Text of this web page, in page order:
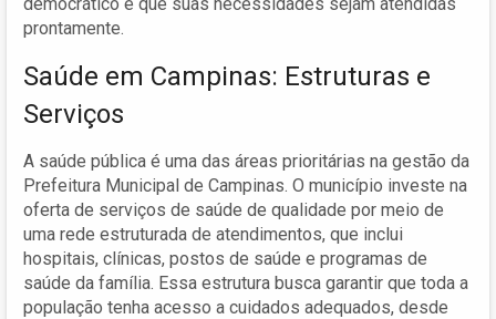
prontamente.
Saúde em Campinas: Estruturas e
Serviços
A saúde pública é uma das áreas prioritárias na gestão da
Prefeitura Municipal de Campinas. O município investe na
oferta de serviços de saúde de qualidade por meio de
uma rede estruturada de atendimentos, que inclui
hospitais, clínicas, postos de saúde e programas de
saúde da família. Essa estrutura busca garantir que toda a
população tenha acesso a cuidados adequados, desde